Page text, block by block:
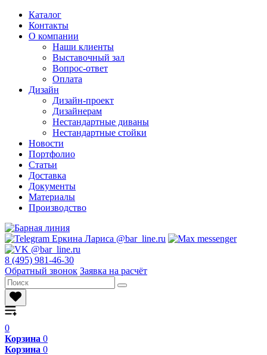
Каталог
Контакты
О компании
Наши клиенты
Выставочный зал
Вопрос-ответ
Оплата
Дизайн
Дизайн-проект
Дизайнерам
Нестандартные диваны
Нестандартные стойки
Новости
Портфолио
Статьи
Доставка
Документы
Материалы
Производство
8 (495) 981-46-30
Обратный звонок Заявка на расчёт
0
Корзина 0
Корзина 0